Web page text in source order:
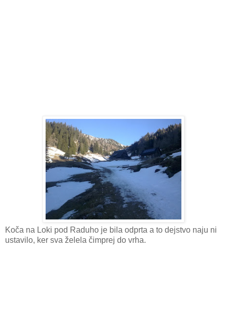
Koča na Loki pod Raduho je bila odprta a to dejstvo naju ni
ustavilo, ker sva želela čimprej do vrha.